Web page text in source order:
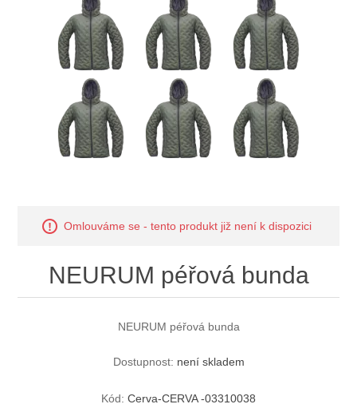
Omlouváme se - tento produkt již není k dispozici
NEURUM péřová bunda
NEURUM péřová bunda
Dostupnost: není skladem
Kód: Cerva-CERVA -03310038